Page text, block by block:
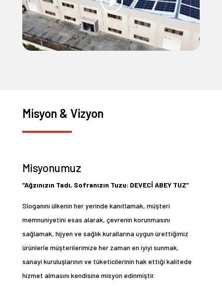
Misyon & Vizyon
Misyonumuz
“Ağzınızın Tadı, Sofranızın Tuzu: DEVECİ ABEY TUZ”
Sloganını ülkenin her yerinde kanıtlamak, müşteri
memnuniyetini esas alarak, çevrenin korunmasını
sağlamak, hijyen ve sağlık kurallarına uygun ürettiğimiz
ürünlerle müşterilerimize her zaman en iyiyi sunmak,
sanayi kuruluşlarının ve tüketicilerinin hak ettiği kalitede
hizmet almasını kendisine misyon edinmiştir.